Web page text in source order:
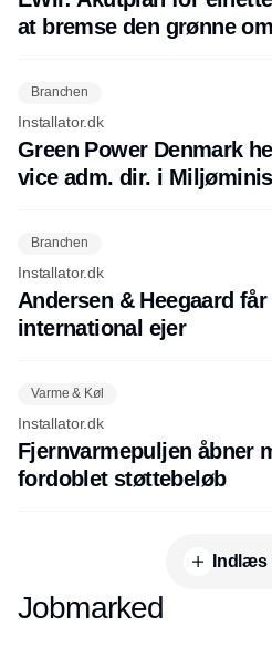
at bremse den grønne
Branchen
Installator.dk
Green Power Denmark
vice adm. dir. i
Branchen
Installator.dk
Andersen & Heegaard får
international ejer
Varme & Køl
Installator.dk
Fjernvarmepuljen åbner
fordoblet støttebeløb
Indlæs
Jobmarked